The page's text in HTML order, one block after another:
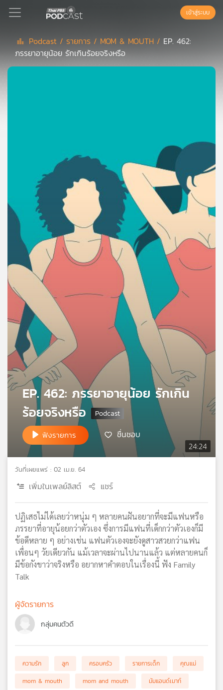
Podcast
สต์
ของ
คุณ
เพลง
บทความ
ข่าว
และ
กิจกรรม
เกี่ยว
เครือ
ข่าย
วิทยุ
ไทย
เอส
แผนที่
วิทยุ
เข้าสู่ระบบ
Podcast / รายการ / MOM & MOUTH / EP. 462:
ภรรยาอายุน้อย รักเกินร้อยจริงหรือ
24:24
EP. 462: ภรรยาอายุน้อย รักเกิน
ร้อยจริงหรือ
ฟังรายการ ชื่นชอบ
วันที่เผยแพร่ : 02 เม.ย. 64
เพิ่มในเพลย์ลิสต์ แชร์
ปฏิเสธไม่ได้เลยว่าหนุ่ม ๆ หลายคนฝันอยากที่จะมีแฟนหรือ
ภรรยาที่อายุน้อยกว่าตัวเอง ซึ่งการมีแฟนที่เด็กกว่าตัวเองก็มี
ข้อดีหลาย ๆ อย่างเช่น แฟนตัวเองจะยังดูสาวสวยกว่าแฟน
เพื่อนๆ วัยเดียวกัน แม้เวลาจะผ่านไปนานแล้ว แต่หลายคนก็
มีข้อกังขาว่าจริงหรือ อยากหาคำตอบในเรื่องนี้ ฟัง Family
Talk
ผู้จัดรายการ
กลุ่มคนตัวดี
ความรัก ลูก ครอบครัว รายการเด็ก
คุณแม่
mom & mouth
mom and mouth
มัมแอนด์เมาท์